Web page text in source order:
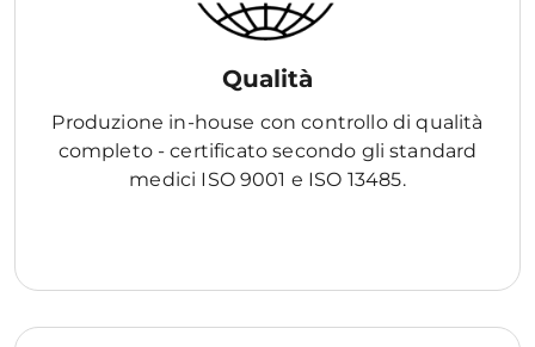
Qualità
Produzione in-house con controllo di qualità
completo - certificato secondo gli standard
medici ISO 9001 e ISO 13485.